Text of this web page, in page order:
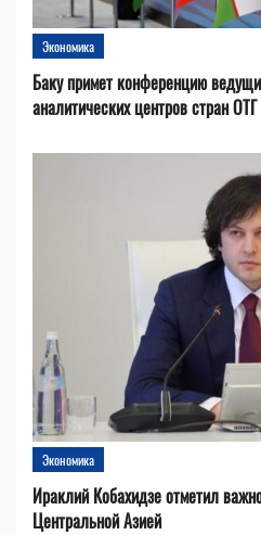
Экономика
Баку примет конференцию
аналитических центров стран ОТГ
Экономика
Ираклий Кобахидзе отметил
Центральной Азией